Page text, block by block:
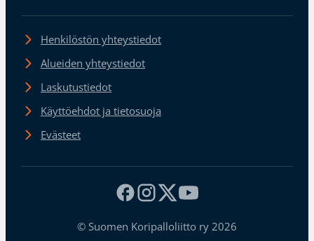
Henkilöstön yhteystiedot
Alueiden yhteystiedot
Laskutustiedot
Käyttöehdot ja tietosuoja
Evästeet
© Suomen Koripalloliitto ry 2026